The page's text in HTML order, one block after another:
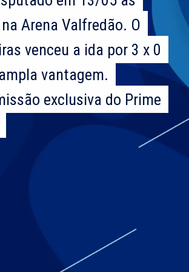
Arena Valfredão. O
venceu a ida por 3 x 0
vantagem.
exclusiva do Prime
Arena Valfredão. O
venceu a ida por 3 x 0
vantagem.
exclusiva do Prime